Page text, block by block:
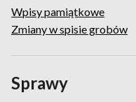
Wpisy pamiątkowe
Zmiany w spisie grobów
Sprawy